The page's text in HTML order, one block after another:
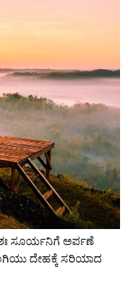
ಸೂರ್ಯನಿಗೆ ಅರ್ಪಣೆ
ದೇಹಕ್ಕೆ ಸರಿಯಾದ